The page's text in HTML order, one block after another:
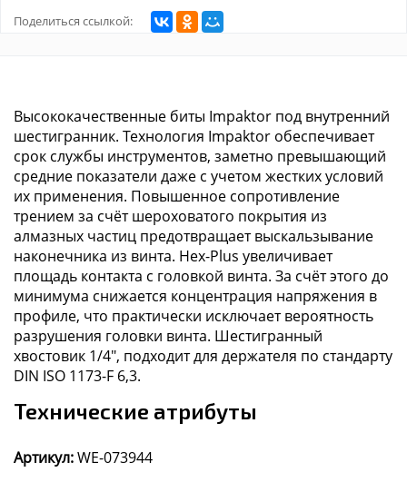
Поделиться ссылкой:
Высококачественныe биты Impaktor под внутренний
шестигранник. Технология Impaktor обеспечивает
срок службы инструментов, заметно превышающий
средние показатели даже с учетом жестких условий
их применения. Повышенное сопротивление
трением за счёт шероховатого покрытия из
алмазных частиц предотвращает выскальзывание
наконечника из винта. Hex-Plus увеличивает
площадь контакта с головкой винта. За счёт этого до
минимума снижается концентрация напряжения в
профиле, что практически исключает вероятность
разрушения головки винта. Шестигранный
хвостовик 1/4", подходит для держателя по стандарту
DIN ISO 1173-F 6,3.
Технические атрибуты
Артикул:WE-073944